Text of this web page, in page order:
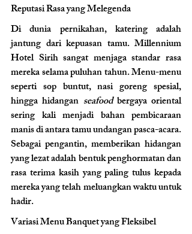
Reputasi Rasa yang Melegenda
Di dunia pernikahan, katering adalah
jantung dari kepuasan tamu. Millennium
Hotel Sirih sangat menjaga standar rasa
mereka selama puluhan tahun. Menu-menu
seperti sop buntut, nasi goreng spesial,
hingga hidangan seafood bergaya oriental
sering kali menjadi bahan pembicaraan
manis di antara tamu undangan pasca-acara.
Sebagai pengantin, memberikan hidangan
yang lezat adalah bentuk penghormatan dan
rasa terima kasih yang paling tulus kepada
mereka yang telah meluangkan waktu untuk
hadir.
Variasi Menu Banquet yang Fleksibel